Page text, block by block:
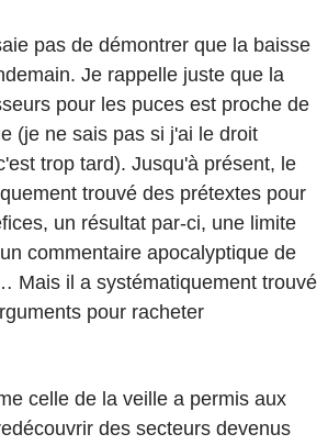
pas de démontrer que la baisse
Je rappelle juste que la
pour les puces est proche de
(je ne sais pas si j'ai le droit
trop tard). Jusqu'à présent, le
trouvé des prétextes pour
un résultat par-ci, une limite
commentaire apocalyptique de
Mais il a systématiquement trouvé
pour racheter
celle de la veille a permis aux
des secteurs devenus